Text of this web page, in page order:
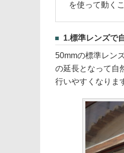
を使って動く
1.標準レンズで
50mmの標準レン
の延長となって自
行いやすくなりま